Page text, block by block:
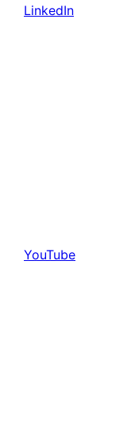
LinkedIn
YouTube